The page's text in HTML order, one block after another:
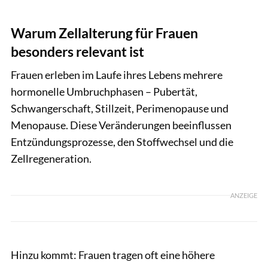
Warum Zellalterung für Frauen
besonders relevant ist
Frauen erleben im Laufe ihres Lebens mehrere
hormonelle Umbruchphasen – Pubertät,
Schwangerschaft, Stillzeit, Perimenopause und
Menopause. Diese Veränderungen beeinflussen
Entzündungsprozesse, den Stoffwechsel und die
Zellregeneration.
ANZEIGE
Hinzu kommt: Frauen tragen oft eine höhere